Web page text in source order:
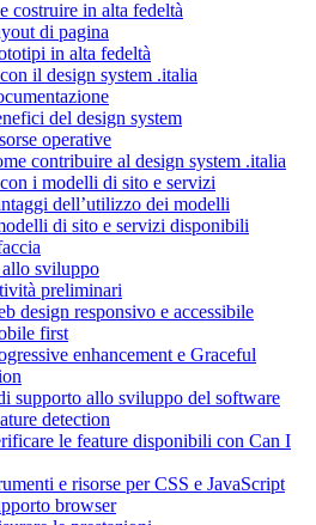
costruire in alta fedeltà
di pagina
in alta fedeltà
il design system .italia
del design system
operative
contribuire al design system .italia
i modelli di sito e servizi
dell’utilizzo dei modelli
di sito e servizi disponibili
sviluppo
preliminari
design responsivo e accessibile
first
enhancement e Graceful
supporto allo sviluppo del software
detection
le feature disponibili con Can I
e risorse per CSS e JavaScript
browser